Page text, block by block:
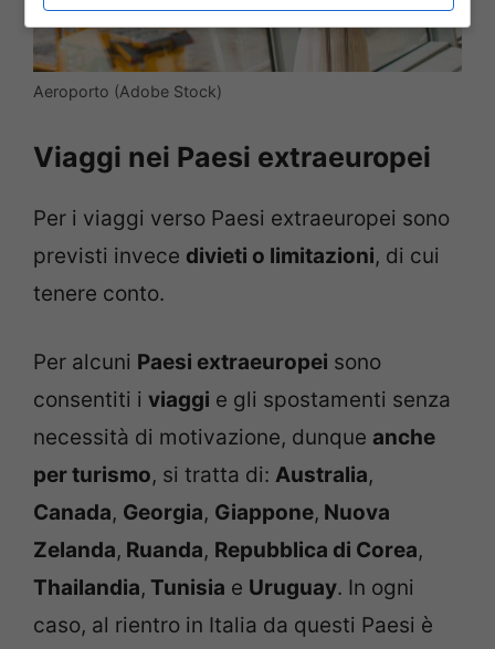
Aeroporto (Adobe Stock)
Viaggi nei Paesi extraeuropei
Per i viaggi verso Paesi extraeuropei sono
previsti invece divieti o limitazioni, di cui
tenere conto.
Per alcuni Paesi extraeuropei sono
consentiti i viaggi e gli spostamenti senza
necessità di motivazione, dunque anche
per turismo, si tratta di: Australia,
Canada, Georgia, Giappone, Nuova
Zelanda, Ruanda, Repubblica di Corea,
Thailandia, Tunisia e Uruguay. In ogni
caso, al rientro in Italia da questi Paesi è